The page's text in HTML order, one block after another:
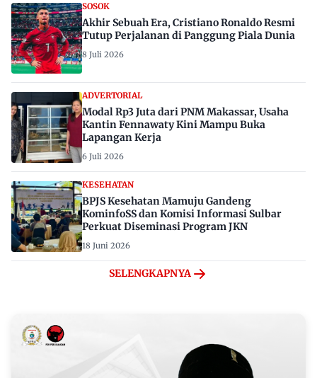
SOSOK
Akhir Sebuah Era, Cristiano Ronaldo Resmi
Tutup Perjalanan di Panggung Piala Dunia
8 Juli 2026
ADVERTORIAL
Modal Rp3 Juta dari PNM Makassar, Usaha
Kantin Fennawaty Kini Mampu Buka
Lapangan Kerja
6 Juli 2026
KESEHATAN
BPJS Kesehatan Mamuju Gandeng
KominfoSS dan Komisi Informasi Sulbar
Perkuat Diseminasi Program JKN
18 Juni 2026
SELENGKAPNYA